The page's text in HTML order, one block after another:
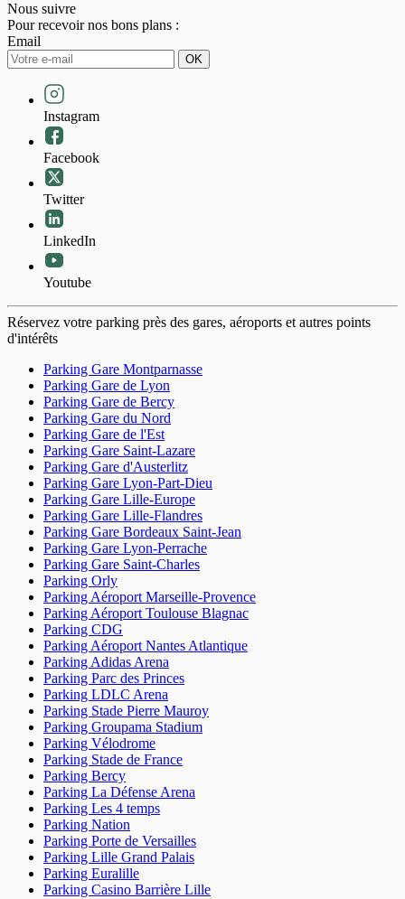
Nous suivre
Pour recevoir nos bons plans :
Email
OK
Instagram
Facebook
Twitter
LinkedIn
Youtube
Réservez votre parking près des gares, aéroports et autres points
d'intérêts
Parking Gare Montparnasse
Parking Gare de Lyon
Parking Gare de Bercy
Parking Gare du Nord
Parking Gare de l'Est
Parking Gare Saint-Lazare
Parking Gare d'Austerlitz
Parking Gare Lyon-Part-Dieu
Parking Gare Lille-Europe
Parking Gare Lille-Flandres
Parking Gare Bordeaux Saint-Jean
Parking Gare Lyon-Perrache
Parking Gare Saint-Charles
Parking Orly
Parking Aéroport Marseille-Provence
Parking Aéroport Toulouse Blagnac
Parking CDG
Parking Aéroport Nantes Atlantique
Parking Adidas Arena
Parking Parc des Princes
Parking LDLC Arena
Parking Stade Pierre Mauroy
Parking Groupama Stadium
Parking Vélodrome
Parking Stade de France
Parking Bercy
Parking La Défense Arena
Parking Les 4 temps
Parking Nation
Parking Porte de Versailles
Parking Lille Grand Palais
Parking Euralille
Parking Casino Barrière Lille